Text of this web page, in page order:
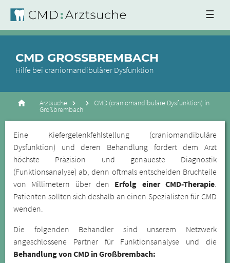
☰
CMD GROSSBREMBACH
Hilfe bei craniomandibulärer Dysfunktion
Arztsuche CMD (craniomandibuläre Dysfunktion) in
Großbrembach
Eine Kiefergelenkfehlstellung (craniomandibuläre
Dysfunktion) und deren Behandlung fordert dem Arzt
höchste Präzision und genaueste Diagnostik
(Funktionsanalyse) ab, denn oftmals entscheiden Bruchteile
von Millimetern über den Erfolg einer CMD-Therapie.
Patienten sollten sich deshalb an einen Spezialisten für CMD
wenden.
Die folgenden Behandler sind unserem Netzwerk
angeschlossene Partner für Funktionsanalyse und die
Behandlung von CMD in Großbrembach: